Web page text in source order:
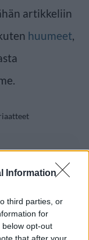
Information
third parties, or
for
opt-out
artikkeliin
huumeet,